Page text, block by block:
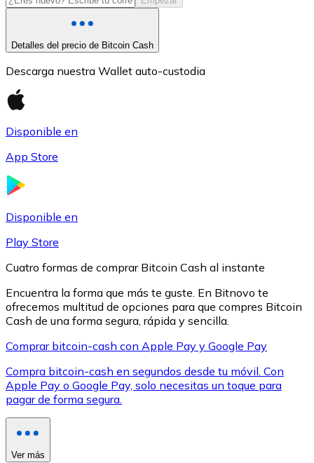
XRP
XRP
Efectivo
Detalles del precio de Bitcoin Cash
Descarga nuestra Wallet auto-custodia
Disponible en
App Store
Disponible en
Play Store
Cuatro formas de comprar Bitcoin Cash al instante
Encuentra la forma que más te guste. En Bitnovo te
ofrecemos multitud de opciones para que compres Bitcoin
Cash de una forma segura, rápida y sencilla.
Comprar bitcoin-cash con Apple Pay y Google Pay
Compra bitcoin-cash en segundos desde tu móvil. Con
Apple Pay o Google Pay, solo necesitas un toque para
pagar de forma segura.
Ver más